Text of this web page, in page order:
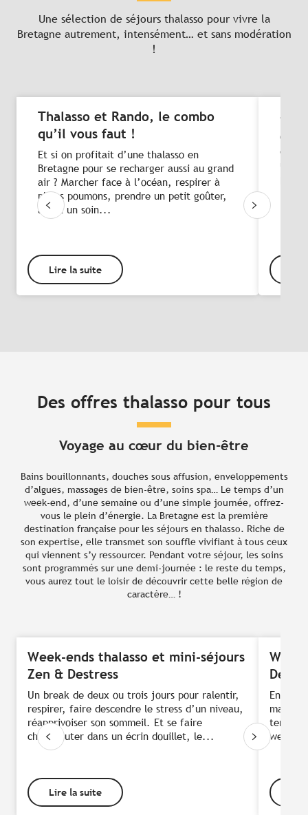
Une sélection de séjours thalasso pour vivre la
Bretagne autrement, intensément… et sans modération
!
Thalasso et Rando, le combo
qu’il vous faut !
Et si on profitait d’une thalasso en
Bretagne pour se recharger aussi au grand
air ? Marcher face à l’océan, respirer à
pleins poumons, prendre un petit goûter,
avant un soin...
Lire la suite
4
dans
Des offres thalasso pour tous
Voyage au cœur du bien-être
Bains bouillonnants, douches sous affusion, enveloppements
d’algues, massages de bien-être, soins spa… Le temps d’un
week-end, d’une semaine ou d’une simple journée, offrez-
vous le plein d’énergie. La Bretagne est la première
destination française pour les séjours en thalasso. Riche de
son expertise, elle transmet son souffle vivifiant à tous ceux
qui viennent s’y ressourcer. Pendant votre séjour, les soins
sont programmés sur une demi-journée : le reste du temps,
vous aurez tout le loisir de découvrir cette belle région de
caractère… !
Week-ends thalasso et mini-séjours
Zen & Destress
Un break de deux ou trois jours pour ralentir,
respirer, faire descendre le stress d’un niveau,
réapprivoiser son sommeil. Et se faire
chouchouter dans un écrin douillet, le...
Lire la suite
Envie
tenue
week-